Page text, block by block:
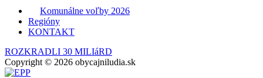
Komunálne voľby 2026
Regióny
KONTAKT
ROZKRADLI 30 MILIáRD
Copyright © 2026 obycajniludia.sk